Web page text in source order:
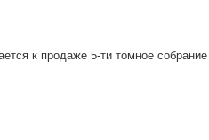
к продаже 5-ти томное